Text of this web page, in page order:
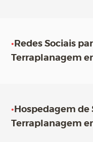
• Redes Sociais
Terraplanagem
• Hospedagem de
Terraplanagem